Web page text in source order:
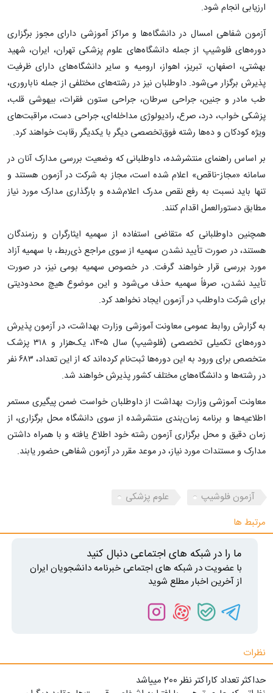
ارزیابی انجام شود.
آزمون شفاهی امسال در دانشگاه‌ها و مراکز آموزشی دارای مجوز برگزاری
دوره‌های فلوشیپ از جمله دانشگاه‌های علوم پزشکی تهران، ایران، شهید
بهشتی، اصفهان، تبریز، اهواز، ارومیه و سایر دانشگاه‌های دارای ظرفیت
پذیرش برگزار می‌شود. داوطلبان نیز در رشته‌های مختلفی از جمله ناباروری،
طب مادر و جنین، جراحی سرطان، جراحی ستون فقرات، بیهوشی قلب،
پزشکی خواب، درد، صرع، رادیولوژی مداخله‌ای، جراحی دست، مراقبت‌های
ویژه کودکان و ده‌ها رشته فوق‌تخصصی دیگر با یکدیگر رقابت خواهند کرد.
بر اساس راهنمای منتشرشده، داوطلبانی که وضعیت بررسی مدارک آنان در
سامانه «مجاز-ناقص» اعلام شده است، مجاز به شرکت در آزمون هستند و
تنها باید نسبت به رفع نقص مدرک اعلام‌شده و بارگذاری مدارک مورد نیاز
مطابق دستورالعمل اقدام کنند.
همچنین داوطلبانی که متقاضی استفاده از سهمیه ایثارگران و رزمندگان
هستند، در صورت تأیید نشدن سهمیه از سوی مراجع ذی‌ربط، با سهمیه آزاد
مورد بررسی قرار خواهند گرفت. در خصوص سهمیه بومی نیز، در صورت
تأیید نشدن، صرفاً سهمیه حذف می‌شود و این موضوع هیچ محدودیتی
برای شرکت داوطلب در آزمون ایجاد نخواهد کرد.
به گزارش روابط عمومی معاونت آموزشی وزارت بهداشت، در آزمون پذیرش
دوره‌های تکمیلی تخصصی (فلوشیپ) سال ۱۴۰۵، یک‌هزار و ۳۱۸ پزشک
متخصص برای ورود به این دوره‌ها ثبت‌نام کرده‌اند که از این تعداد، ۶۸۳ نفر
در رشته‌ها و دانشگاه‌های مختلف کشور پذیرش خواهند شد.
معاونت آموزشی وزارت بهداشت از داوطلبان خواست ضمن پیگیری مستمر
اطلاعیه‌ها و برنامه زمان‌بندی منتشرشده از سوی دانشگاه محل برگزاری، از
زمان دقیق و محل برگزاری آزمون رشته خود اطلاع یافته و با همراه داشتن
مدارک و مستندات مورد نیاز، در موعد مقرر در آزمون شفاهی حضور یابند.
آزمون فلوشیپ
علوم پزشکی
مرتبط ها
ما را در شبکه های اجتماعی دنبال کنید
با عضویت در شبکه های اجتماعی خبرنامه دانشجویان ایران
از آخرین اخبار مطلع شوید
نظرات
حداکثر تعداد کاراکتر نظر 200 ميياشد